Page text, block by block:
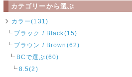
カテゴリーから選ぶ
カラー(131)
ブラック / Black(15)
ブラウン / Brown(62)
BCで選ぶ(60)
8.5(2)